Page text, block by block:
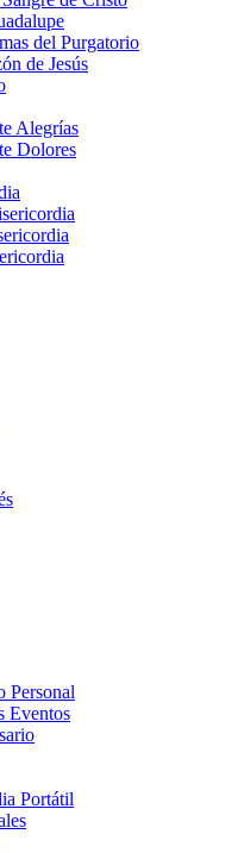
del Purgatorio
de Jesús
Alegrías
Dolores
Personal
Eventos
Portátil